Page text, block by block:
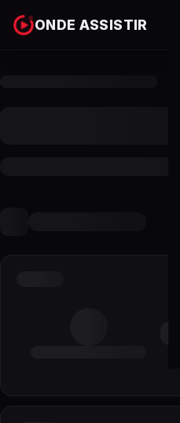
ONDE ASSISTIR